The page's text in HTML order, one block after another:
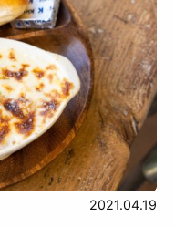
2021.04.19